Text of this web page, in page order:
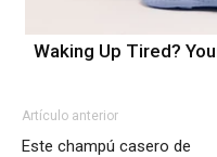
Waking Up Tired?
Artículo anterior
Este champú casero de